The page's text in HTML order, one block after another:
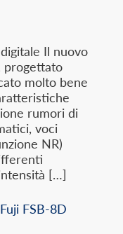
Il nuovo
progettato
molto bene
rumori di
voci
NR)
[…]